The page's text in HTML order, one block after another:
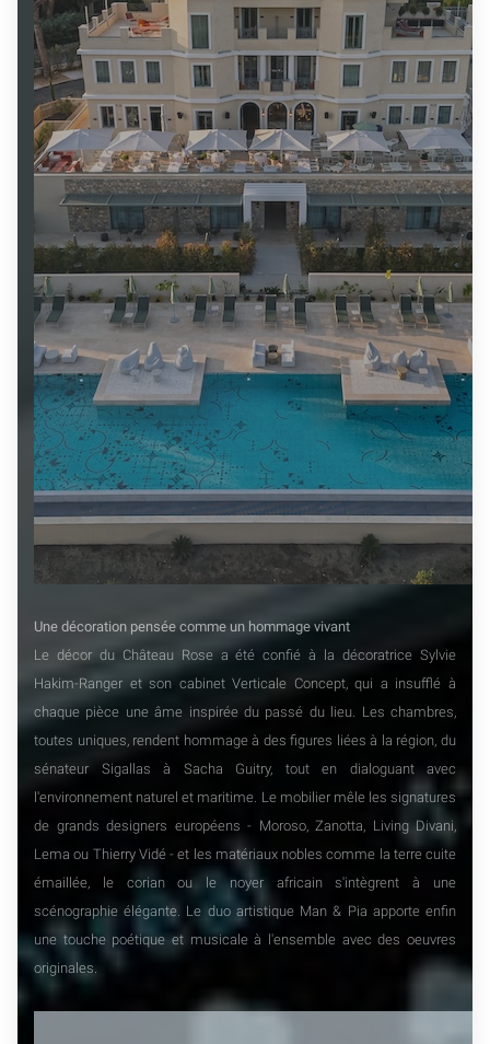
Une décoration pensée comme un hommage vivant
Le décor du Château Rose a été confié à la décoratrice Sylvie
Hakim-Ranger et son cabinet Verticale Concept, qui a insufflé à
chaque pièce une âme inspirée du passé du lieu. Les chambres,
toutes uniques, rendent hommage à des figures liées à la région, du
sénateur Sigallas à Sacha Guitry, tout en dialoguant avec
l'environnement naturel et maritime. Le mobilier mêle les signatures
de grands designers européens - Moroso, Zanotta, Living Divani,
Lema ou Thierry Vidé - et les matériaux nobles comme la terre cuite
émaillée, le corian ou le noyer africain s'intègrent à une
scénographie élégante. Le duo artistique Man & Pia apporte enfin
une touche poétique et musicale à l'ensemble avec des oeuvres
originales.